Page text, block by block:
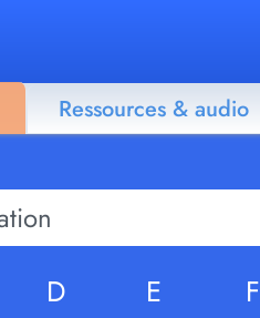
Ressources & audio
D E F